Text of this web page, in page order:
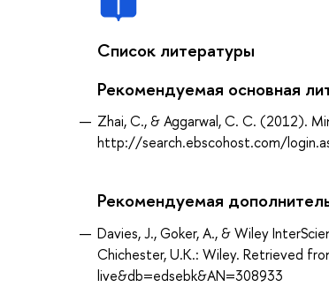
Список литературы
Рекомендуемая основная
Zhai, C., & Aggarwal, C. C. (2012).
http://search.ebscohost.com/
Рекомендуемая
Davies, J., Goker, A., & Wiley
Chichester, U.K.: Wiley. Retrieved
live&db=edsebk&AN=308933